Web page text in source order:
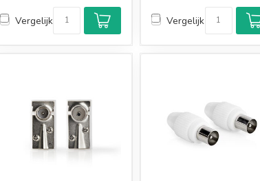
Vergelijk Vergelijk